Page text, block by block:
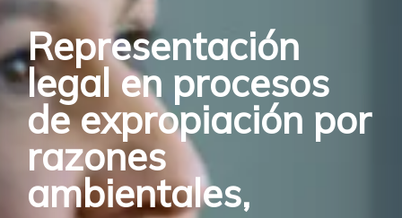
Representación
legal en procesos
de expropiación por
razones
ambientales,